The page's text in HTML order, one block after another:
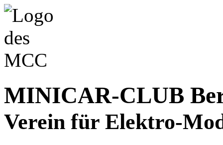
MINICAR-CLUB
Verein für Elektro-